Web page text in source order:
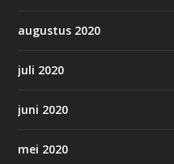
augustus 2020
juli 2020
juni 2020
mei 2020